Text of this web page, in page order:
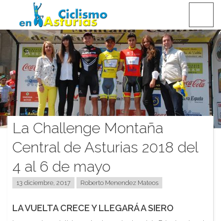
CICLISMO EN ASTURIAS
La Challenge Montaña
Central de Asturias 2018 del
4 al 6 de mayo
13 diciembre, 2017 Roberto Menendez Mateos
LA VUELTA CRECE Y LLEGARÁ A SIERO